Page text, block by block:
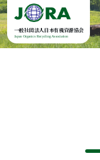
Skip to content
一般社団法人日本有機資源協会
Japan Organics Recycling Association